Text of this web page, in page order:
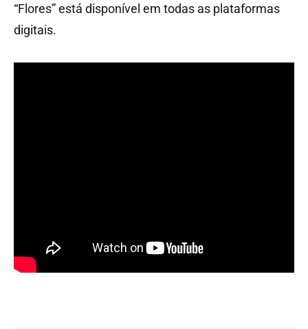
“Flores” está disponível em todas as plataformas
digitais.